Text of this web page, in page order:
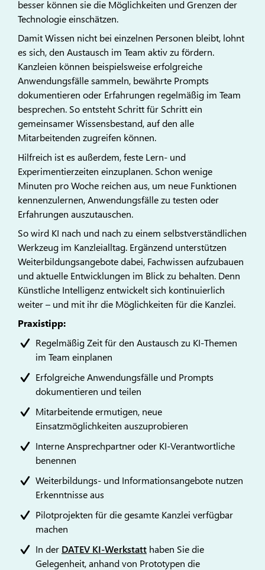
besser können sie die Möglichkeiten und Grenzen der
Technologie einschätzen.
Damit Wissen nicht bei einzelnen Personen bleibt, lohnt
es sich, den Austausch im Team aktiv zu fördern.
Kanzleien können beispielsweise erfolgreiche
Anwendungsfälle sammeln, bewährte Prompts
dokumentieren oder Erfahrungen regelmäßig im Team
besprechen. So entsteht Schritt für Schritt ein
gemeinsamer Wissensbestand, auf den alle
Mitarbeitenden zugreifen können.
Hilfreich ist es außerdem, feste Lern- und
Experimentierzeiten einzuplanen. Schon wenige
Minuten pro Woche reichen aus, um neue Funktionen
kennenzulernen, Anwendungsfälle zu testen oder
Erfahrungen auszutauschen.
So wird KI nach und nach zu einem selbstverständlichen
Werkzeug im Kanzleialltag. Ergänzend unterstützen
Weiterbildungsangebote dabei, Fachwissen aufzubauen
und aktuelle Entwicklungen im Blick zu behalten. Denn
Künstliche Intelligenz entwickelt sich kontinuierlich
weiter – und mit ihr die Möglichkeiten für die Kanzlei.
Praxistipp:
Regelmäßig Zeit für den Austausch zu KI-Themen
im Team einplanen
Erfolgreiche Anwendungsfälle und Prompts
dokumentieren und teilen
Mitarbeitende ermutigen, neue
Einsatzmöglichkeiten auszuprobieren
Interne Ansprechpartner oder KI-Verantwortliche
benennen
Weiterbildungs- und Informationsangebote nutzen
Erkenntnisse aus
Pilotprojekten für die gesamte Kanzlei verfügbar
machen
In der DATEV KI-Werkstatt haben Sie die
Gelegenheit, anhand von Prototypen die